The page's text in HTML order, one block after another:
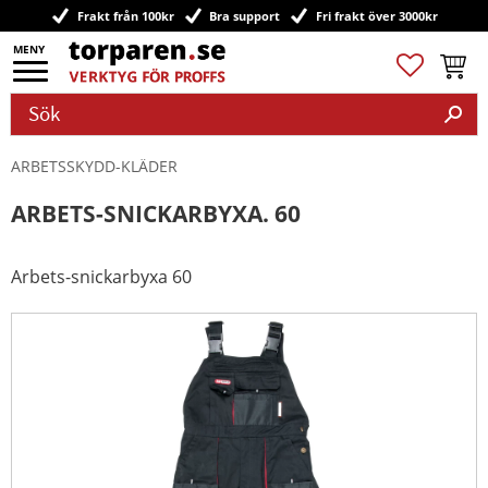
Meny
Frakt från 100kr Bra support Fri frakt över 3000kr
Favoriter
ARBETSSKYDD-KLÄDER
ARBETS-SNICKARBYXA. 60
Arbets-snickarbyxa 60